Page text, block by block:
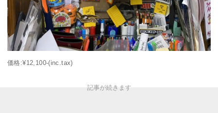
価格:¥12,100-(inc.tax)